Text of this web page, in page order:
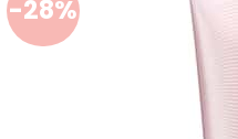
-28%